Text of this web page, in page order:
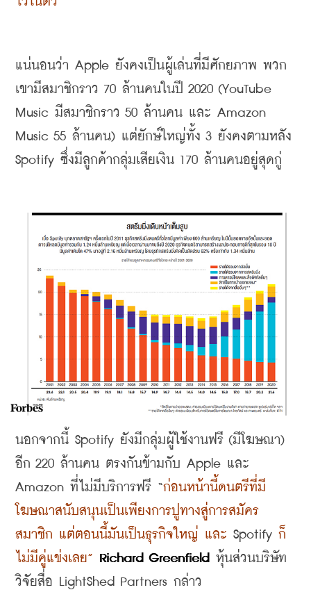
แน่นอนว่า Apple ยังคงเป็นผู้เล่นที่มีศักยภาพ พวก
เขามีสมาชิกราว 70 ล้านคนในปี
2020 (YouTube
Music มีสมาชิกราว 50 ล้านคน และ Amazon
Music 55 ล้านคน) แต่ยักษ์ใหญ่ทั้ง 3 ยังคงตามหลัง
Spotify ซึ่งมีลูกค้ากลุ่มเสียเงิน 170 ล้านคนอยู่สุดกู่
นอกจากนี้ Spotify ยังมีกลุ่มผู้ใช้งานฟรี (มีโฆษณา
อีก 220 ล้านคน ตรงกันข้ามกับ Apple และ
Amazon ที่ไม่มีบริการฟรี “ก่อนหน้านี้ดนตรีที่มี
โฆษณาสนับสนุนเป็นเพียงการปูทางสู่การสมัคร
สมาชิก แต่ตอนนี้มันเป็นธุรกิจใหญ่ และ Spotify ก็
ไม่มีคู่แข่งเลย” Richard Greenfield หุ้นส่วนบริษัท
วิจัยสื่อ LightShed Partners กล่าว